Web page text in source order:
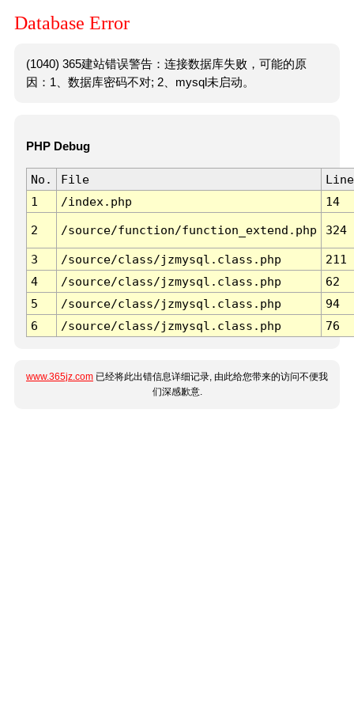
Database Error
(1040) 365建站错误警告：连接数据库失败，可能的原
因：1、数据库密码不对; 2、mysql未启动。
PHP Debug
No. File
Line
1
/index.php 14
2 /source/function/function_extend.php 324
3 /source/class/jzmysql.class.php
211
4
/source/class/jzmysql.class.php
62
5
/source/class/jzmysql.class.php
94
6
/source/class/jzmysql.class.php 76
www.365jz.com 已经将此出错信息详细记录, 由此给您带来的访问不便我
们深感歉意.